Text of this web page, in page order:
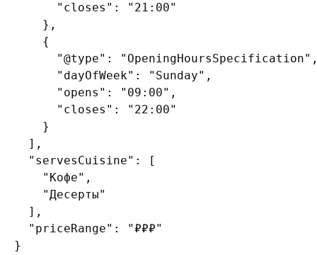
      "closes": "21:00"
    },
    {
"@type":
      "dayOfWeek": "Sunday",
      "opens": "09:00",
      "closes": "22:00"
    }
  ],
  "servesCuisine": [
    "Кофе",
    "Десерты"
  ],
  "priceRange": "₽₽₽"
}